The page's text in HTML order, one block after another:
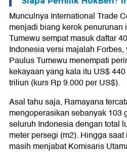
Munculnya International Trade
menjadi biang kerok
Tumewu sempat masuk daftar
Indonesia versi majalah
Paulus Tumewu menempati
kekayaan yang kala itu US$
triliun (kurs Rp 9.000 per US$).
Asal tahu saja, Ramayana
mengoperasikan sebanyak 103
seluruh Indonesia dengan total
meter persegi (m2). Hingga
masih menjabat Komisaris